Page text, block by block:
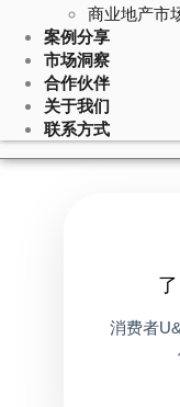
商业地产市
案例分享
市场洞察
合作伙伴
关于我们
联系方式
产品概念/
产
消费者